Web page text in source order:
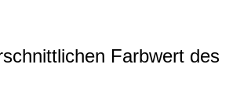
Farbwert des